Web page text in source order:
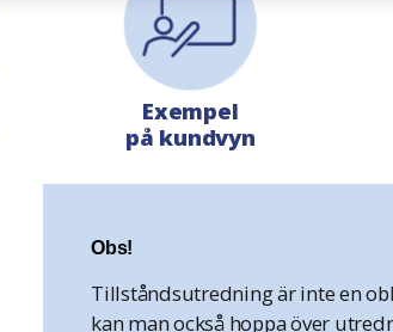
Exempel
på kundvyn
Obs!
Tillståndsutredning är inte en
kan man också hoppa över